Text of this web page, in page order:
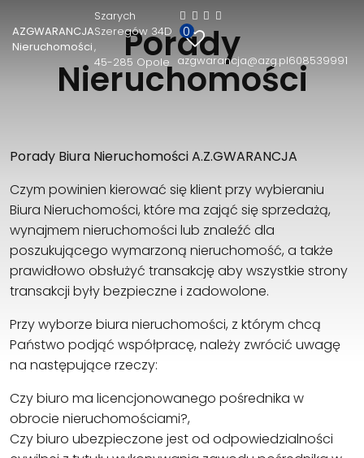
AZGWARANCJA
Nieruchomości
Szarych
Szeregów 34D
45-285 Opole
0
azgwarancja@azg.pl608539991
AZGWARANCJA Nieruchomości
Szarych Szeregów 34D
45-285 Opole
Porady
Nieruchomości
Porady Biura Nieruchomości A.Z.GWARANCJA
Czym powinien kierować się klient przy wybieraniu
Biura Nieruchomości, które ma zająć się sprzedażą,
wynajmem nieruchomości lub znaleźć dla
poszukującego wymarzoną nieruchomość, a także
prawidłowo obsłużyć transakcję aby wszystkie strony
transakcji były bezpieczne i zadowolone.
Przy wyborze biura nieruchomości, z którym chcą
Państwo podjąć współpracę, należy zwrócić uwagę
na następujące rzeczy:
Czy biuro ma licencjonowanego pośrednika w
obrocie nieruchomościami?,
Czy biuro ubezpieczone jest od odpowiedzialności